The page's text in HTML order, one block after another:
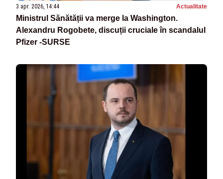
3 apr. 2026, 14:44 Actualitate
Ministrul Sănătății va merge la Washington.
Alexandru Rogobete, discuții cruciale în scandalul
Pfizer -SURSE